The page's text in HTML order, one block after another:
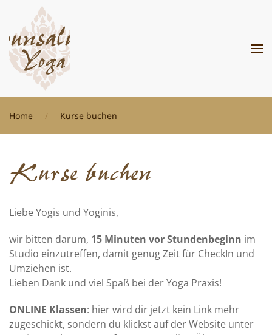
Zum Hauptinhalt springen
Home Kurse buchen
Kurse buchen
Liebe Yogis und Yoginis,
wir bitten darum, 15 Minuten vor Stundenbeginn im
Studio einzutreffen, damit genug Zeit für CheckIn und
Umziehen ist.
Lieben Dank und viel Spaß bei der Yoga Praxis!
ONLINE Klassen: hier wird dir jetzt kein Link mehr
zugeschickt, sondern du klickst auf der Website unter